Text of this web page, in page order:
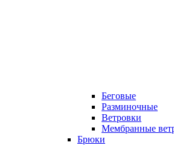
Беговые
Разминочные
Ветровки
Мембранные
Брюки